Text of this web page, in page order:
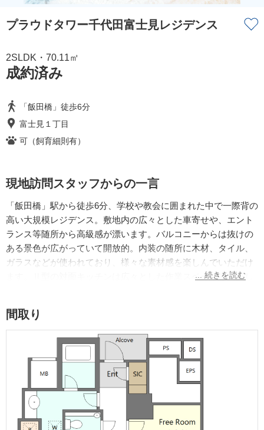
プラウドタワー千代田富士見レジデンス
2SLDK・70.11㎡
成約済み
「飯田橋」徒歩6分
富士見１丁目
可（飼育細則有）
現地訪問スタッフからの一言
「飯田橋」駅から徒歩6分、学校や教会に囲まれた中で一際背の
高い大規模レジデンス 。 敷地内の広々とした車寄せや、エント
ランス等随所から高級感が漂います。 バルコニーからは抜けの
ある景色が広がっていて開放的。 内装の随所に木材、タイル、
ガラスなどが使われており、様々な素材感を楽しんでいただけ
ます。Ⅱ型の対面キッチンは広々とした作業スペースと充実し
間取り